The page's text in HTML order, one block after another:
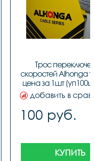
Трос
скоростей Alhonga
цена за 1шт
40708
добавить в
100 руб.
КУПИТЬ